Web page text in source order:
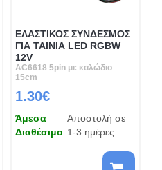
ΕΛΑΣΤΙΚΟΣ ΣΥΝΔΕΣΜΟΣ
ΓΙΑ ΤΑΙΝΙΑ LED RGBW
12V
AC6618 5pin με καλώδιο
15cm
1.30€
Άμεσα
Διαθέσιμο
Αποστολή σε
1-3 ημέρες